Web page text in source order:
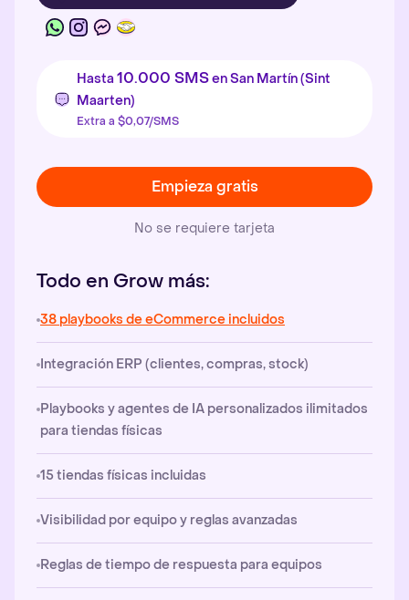
Hasta 10.000 SMSen San Martín (Sint
Maarten)
Extra a $0,07/SMS
Empieza gratis
No se requiere tarjeta
Todo en Grow más:
38 playbooks de eCommerce incluidos
Integración ERP (clientes, compras, stock)
Playbooks y agentes de IA personalizados ilimitados
para tiendas físicas
15 tiendas físicas incluidas
Visibilidad por equipo y reglas avanzadas
Reglas de tiempo de respuesta para equipos